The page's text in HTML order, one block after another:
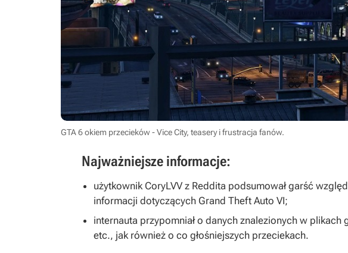
GTA 6 okiem przecieków - Vice City, teasery i frustracja fanów.
Najważniejsze informacje:
użytkownik CoryLVV z Reddita podsumował garść
informacji dotyczących Grand Theft Auto VI;
internauta przypomniał o danych znalezionych w
etc., jak również o co głośniejszych przeciekach.